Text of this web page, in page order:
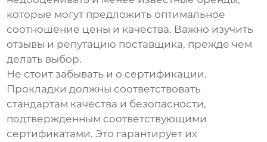
которые могут предложить оптимальное
соотношение цены и качества. Важно изучить
отзывы и репутацию поставщика, прежде чем
делать выбор.
Не стоит забывать и о сертификации.
Прокладки должны соответствовать
стандартам качества и безопасности,
подтвержденным соответствующими
сертификатами. Это гарантирует их